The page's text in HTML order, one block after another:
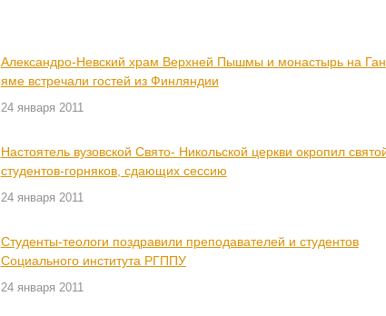
Александро-Невский храм Верхней Пышмы и монастырь на
яме встречали гостей из Финляндии
24 января 2011
Настоятель вузовской Свято- Никольской церкви окропил
студентов-горняков, сдающих сессию
24 января 2011
Студенты-теологи поздравили преподавателей и студентов
Социального института РГППУ
24 января 2011